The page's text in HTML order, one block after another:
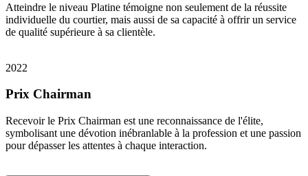
Atteindre le niveau Platine témoigne non seulement de la réussite
individuelle du courtier, mais aussi de sa capacité à offrir un service
de qualité supérieure à sa clientèle.
2022
Prix Chairman
Recevoir le Prix Chairman est une reconnaissance de l'élite,
symbolisant une dévotion inébranlable à la profession et une passion
pour dépasser les attentes à chaque interaction.